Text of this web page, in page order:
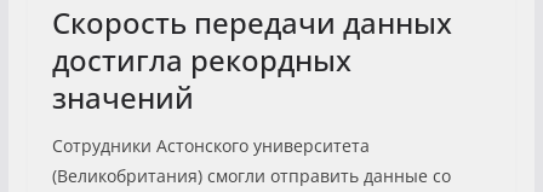
Скорость передачи данных
достигла рекордных
значений
Сотрудники Астонского университета
(Великобритания) смогли отправить данные со